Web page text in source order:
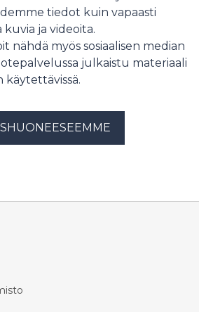
viimeinen toimija, joka poistuu
esimerkkinä tästä voi käyttää
Kun Salen kiinteistön elinkaari
PeeÄssässä, miten
vielä kannattavasti säilymään
oli 24/7-hybridimalli, jossa
valtakunnallisestikin, kun ympäri
palveluiden
tiedot kuin vapaasti
kuvia ja videoita.
nähdä myös sosiaalisen median
julkaistu materiaali
käytettävissä.